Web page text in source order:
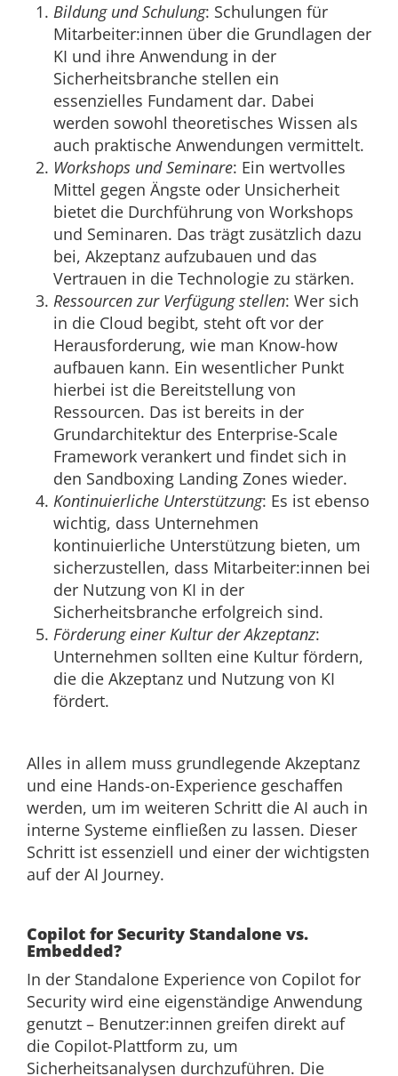
Bildung und Schulung: Schulungen für
Mitarbeiter:innen über die Grundlagen der
KI und ihre Anwendung in der
Sicherheitsbranche stellen ein
essenzielles Fundament dar. Dabei
werden sowohl theoretisches Wissen als
auch praktische Anwendungen vermittelt.
Workshops und Seminare: Ein wertvolles
Mittel gegen Ängste oder Unsicherheit
bietet die Durchführung von Workshops
und Seminaren. Das trägt zusätzlich dazu
bei, Akzeptanz aufzubauen und das
Vertrauen in die Technologie zu stärken.
Ressourcen zur Verfügung stellen: Wer sich
in die Cloud begibt, steht oft vor der
Herausforderung, wie man Know-how
aufbauen kann. Ein wesentlicher Punkt
hierbei ist die Bereitstellung von
Ressourcen. Das ist bereits in der
Grundarchitektur des Enterprise-Scale
Framework verankert und findet sich in
den Sandboxing Landing Zones wieder.
Kontinuierliche Unterstützung: Es ist ebenso
wichtig, dass Unternehmen
kontinuierliche Unterstützung bieten, um
sicherzustellen, dass Mitarbeiter:innen bei
der Nutzung von KI in der
Sicherheitsbranche erfolgreich sind.
Förderung einer Kultur der Akzeptanz:
Unternehmen sollten eine Kultur fördern,
die die Akzeptanz und Nutzung von KI
fördert.
Alles in allem muss grundlegende Akzeptanz
und eine Hands-on-Experience geschaffen
werden, um im weiteren Schritt die AI auch in
interne Systeme einfließen zu lassen. Dieser
Schritt ist essenziell und einer der wichtigsten
auf der AI Journey.
Copilot for Security Standalone vs.
Embedded?
In der Standalone Experience von Copilot for
Security wird eine eigenständige Anwendung
genutzt – Benutzer:innen greifen direkt auf
die Copilot-Plattform zu, um
Sicherheitsanalysen durchzuführen. Die